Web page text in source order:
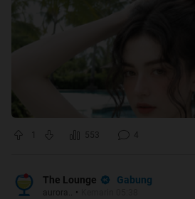
553 4
The Lounge Gabung
aurora.. •